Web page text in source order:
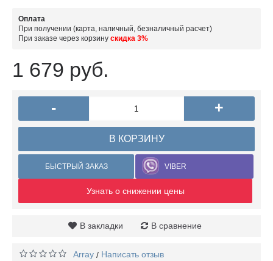
Оплата
При получении (карта, наличный, безналичный расчет)
При заказе через корзину скидка 3%
1 679 руб.
- +
В КОРЗИНУ
БЫСТРЫЙ ЗАКАЗ VIBER
Узнать о снижении цены
В закладки В сравнение
Array / Написать отзыв